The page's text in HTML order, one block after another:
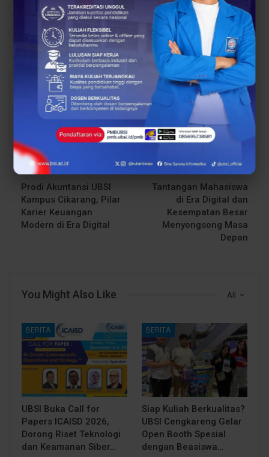
0
Share Facebook Twitter Google+
Abdul Latif 16143 Posts 1 Comments
PREV POST
Prodi Akuntansi UBSI
Kampus Cikarang, Pilar
Karier Keuangan
Modern di Era Digital
Tantangan Mahasiswa
di Era Digital dan
Kesempatan Besar
Menyongsong Masa
Depan
All
You Might Also Like
BERITA
UBSI Buka Call for
Papers ICAISD 2026,
Dorong Riset Teknologi
dan Keamanan Siber…
BERITA
Siap Kuliah Berkualitas?
UBSI Cengkareng Gelar
Open Booth Spesial
dengan Beasiswa…